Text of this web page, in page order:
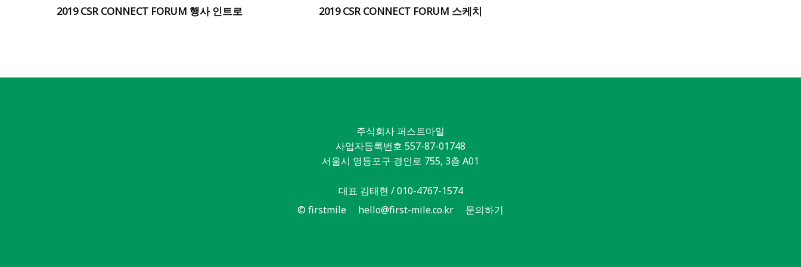
2019 CSR CONNECT FORUM 행사 인트로 2019 CSR CONNECT FORUM 스케치
주식회사 퍼스트마일
사업자등록번호 557-87-01748
서울시 영등포구 경인로 755, 3층 A01
대표 김태현 / 010-4767-1574
© firstmile
hello@first-mile.co.kr 문의하기